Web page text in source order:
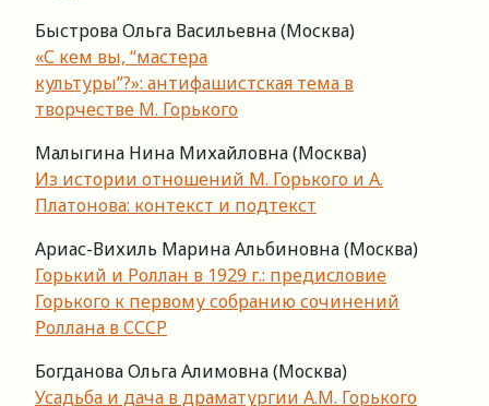
Быстрова Ольга Васильевна (Москва)
«С кем вы, “мастера
культуры”?»: антифашистская тема в
творчестве М. Горького
Малыгина Нина Михайловна (Москва)
Из истории отношений М. Горького и А.
Платонова: контекст и подтекст
Ариас-Вихиль Марина Альбиновна (Москва)
Горький и Роллан в 1929 г.: предисловие
Горького к первому собранию сочинений
Роллана в СССР
Богданова Ольга Алимовна (Москва)
Усадьба и дача в драматургии А.М. Горького